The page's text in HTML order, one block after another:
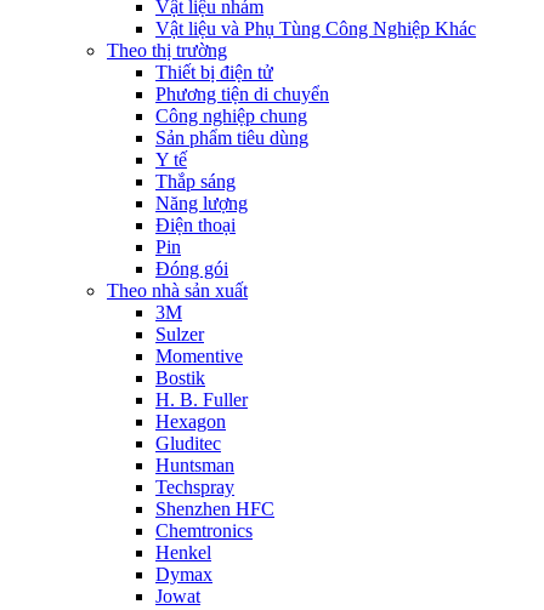
Vật liệu nhám
Vật liệu và Phụ Tùng Công Nghiệp Khác
Theo thị trường
Thiết bị điện tử
Phương tiện di chuyển
Công nghiệp chung
Sản phẩm tiêu dùng
Y tế
Thắp sáng
Năng lượng
Điện thoại
Pin
Đóng gói
Theo nhà sản xuất
3M
Sulzer
Momentive
Bostik
H. B. Fuller
Hexagon
Gluditec
Huntsman
Techspray
Shenzhen HFC
Chemtronics
Henkel
Dymax
Jowat